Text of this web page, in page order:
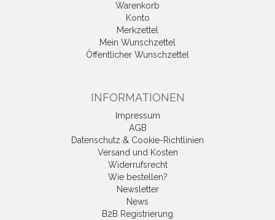
Warenkorb
Konto
Merkzettel
Mein Wunschzettel
Öffentlicher Wunschzettel
INFORMATIONEN
Impressum
AGB
Datenschutz & Cookie-Richtlinien
Versand und Kosten
Widerrufsrecht
Wie bestellen?
Newsletter
News
B2B Registrierung